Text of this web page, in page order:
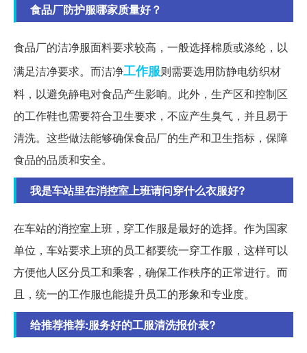
食品厂防护服哪家质量好？
食品厂的洁净服面料要求较高，一般选择棉质或涤纶，以
满足洁净要求。而洁净工作服则需要选用防静电纺织材
料，以避免静电对食品产生影响。此外，生产区和控制区
的工作鞋也需要符合卫生要求，不应产生臭气，并且易于
清洗。这些做法能够确保食品厂的生产和卫生指标，保障
食品的品质和安全。
我是车站里在消控室上班请问穿什么衣服好?
在车站的消控室上班，穿工作服是最好的选择。作为国家
单位，车站要求上班的员工都要统一穿工作服，这样可以
方便他人区分员工和乘客，确保工作秩序的正常进行。而
且，统一的工作服也能提升员工的形象和专业度。
给推荐推荐:服务好的工服清洗报价表?